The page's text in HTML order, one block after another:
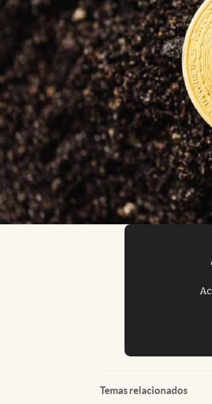
Temas relacionados